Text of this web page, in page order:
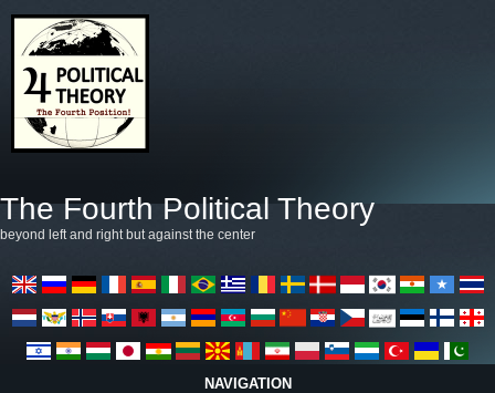
The Fourth Political Theory
beyond left and right but against the center
NAVIGATION